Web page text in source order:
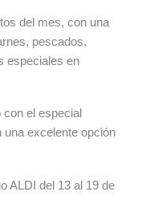
del mes, con una
pescados,
especiales en
con el especial
una excelente opción
ALDI del 13 al 19 de